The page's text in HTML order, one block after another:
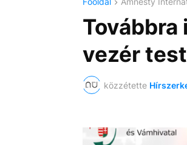
vezér
közzétette